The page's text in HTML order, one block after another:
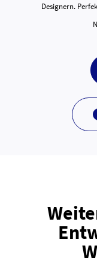
Designern.